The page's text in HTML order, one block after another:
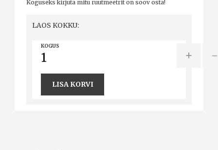
Koguseks kirjuta mitu ruutmeetrit on soov osta!
LAOS KOKKU:
KOGUS
+ -
LISA KORVI